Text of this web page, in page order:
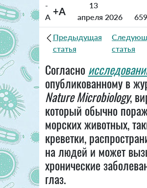
-
A +A
13
апреля 2026
659
Предыдущая
статья
статья
Согласно
опубликованному в
Nature Microbiology,
который обычно
морских животных,
креветки,
на людей и может
хронические
глаз.